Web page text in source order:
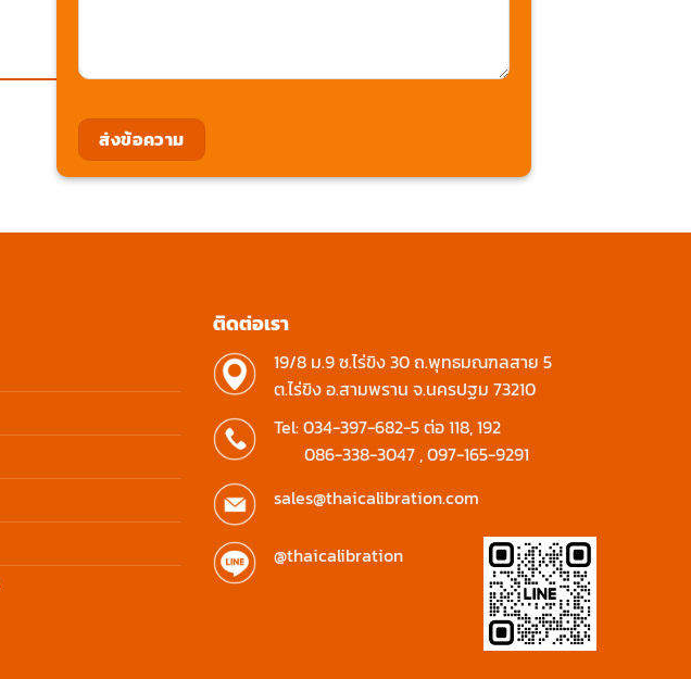
ติดต่อเรา
19/8 ม.9 ซ.ไร่ขิง 30 ถ.พุทธมณฑลสาย 5
ต.ไร่ขิง อ.สามพราน จ.นครปฐม 73210
Tel:034-397-682-5ต่อ 118, 192
086-338-3047,097-165-9291
sales@thaicalibration.com
@thaicalibration